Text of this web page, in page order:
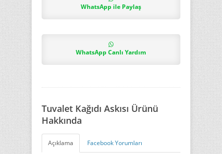
WhatsApp ile Paylaş
WhatsApp Canlı Yardım
Tuvalet Kağıdı Askısı Ürünü
Hakkında
Açıklama Facebook Yorumları